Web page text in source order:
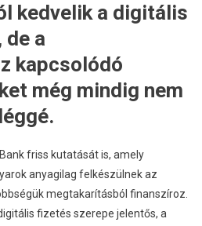
kedvelik a digitális
a
kapcsolódó
még mindig nem
friss kutatását is, amely
anyagilag felkészülnek az
megtakarításból finanszíroz.
fizetés szerepe jelentős, a